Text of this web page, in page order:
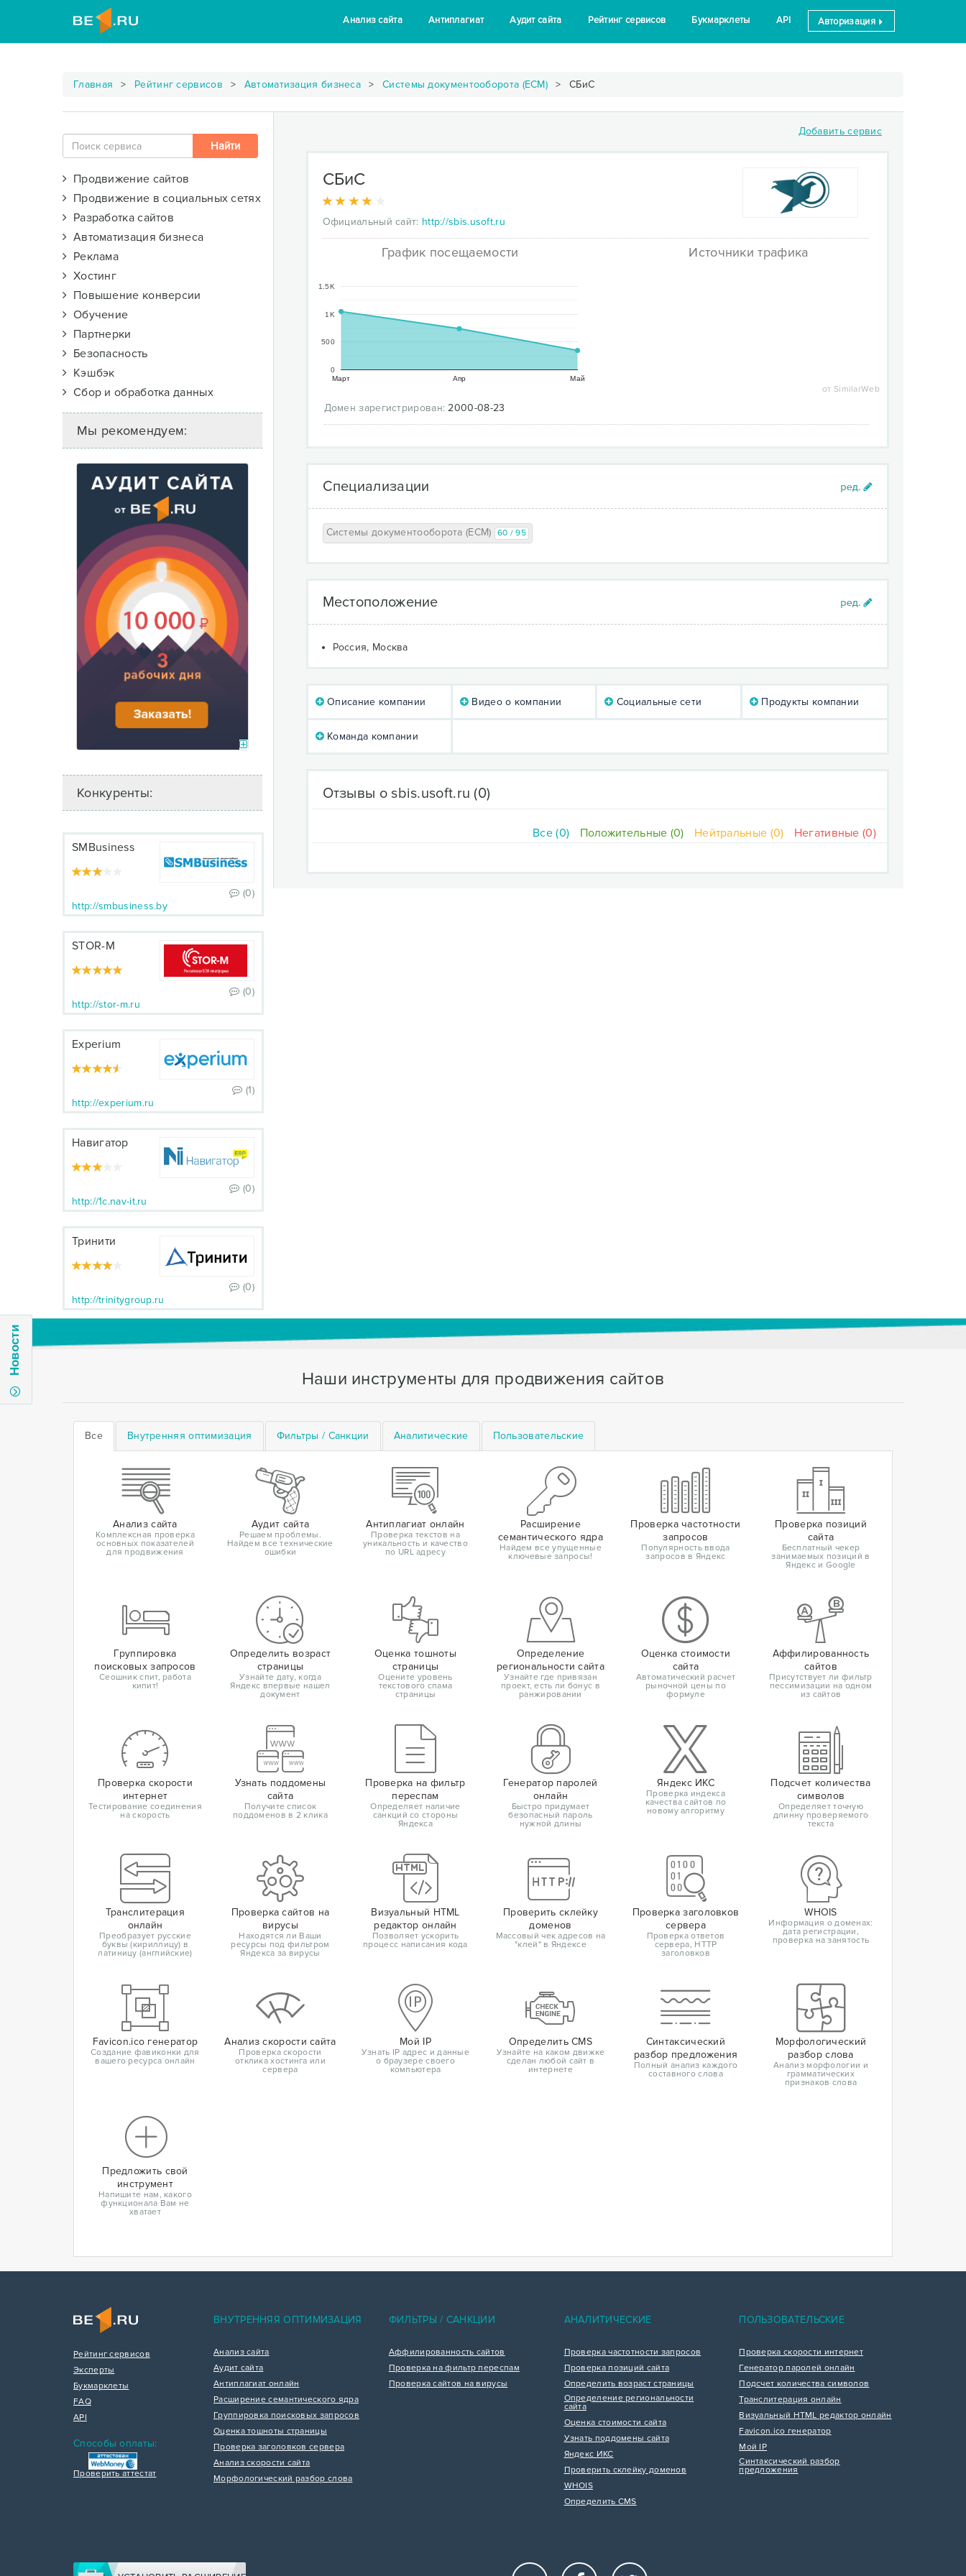
Анализ сайта Антиплагиат Аудит сайта Рейтинг сервисов Букмарклеты API Авторизация
Новости
Главная Рейтинг сервисов Автоматизация бизнеса Системы документооборота (ECM) СБиС
Продвижение сайтов
Продвижение в социальных сетях
Разработка сайтов
Автоматизация бизнеса
Реклама
Хостинг
Повышение конверсии
Обучение
Партнерки
Безопасность
Кэшбэк
Сбор и обработка данных
Мы рекомендуем:
Конкуренты:
SMBusiness
(0)
http://smbusiness.by
STOR-M
(0)
http://stor-m.ru
Experium
(1)
http://experium.ru
Навигатор
(0)
http://1c.nav-it.ru
Тринити
(0)
http://trinitygroup.ru
Добавить сервис
СБиС
Официальный сайт: http://sbis.usoft.ru
График посещаемости
Март Апр Май
0
500
1K
1.5K
Источники трафика
от SimilarWeb
Домен зарегистрирован: 2000-08-23
Специализации
Системы документооборота (ECM) 60 / 95
Местоположение
Россия, Москва
Описание компании Видео о компании Социальные сети Продукты компании
Команда компании
Отзывы о sbis.usoft.ru (0)
Все (0) Положительные (0) Нейтральные (0) Негативные (0)
Наши инструменты для продвижения сайтов
Все Внутренняя оптимизация Фильтры / Санкции Аналитические Пользовательские
Анализ сайта
Комплексная проверка
основных показателей
для продвижения
Аудит сайта
Решаем проблемы.
Найдем все технические
ошибки
Антиплагиат онлайн
Проверка текстов на
уникальность и качество
по URL адресу
Расширение
семантического ядра
Найдем все упущенные
ключевые запросы!
Проверка частотности
запросов
Популярность ввода
запросов в Яндекс
Проверка позиций
сайта
Бесплатный чекер
занимаемых позиций в
Яндекс и Google
Группировка
поисковых запросов
Сеошник спит, работа
кипит!
Определить возраст
страницы
Узнайте дату, когда
Яндекс впервые нашел
документ
Оценка тошноты
страницы
Оцените уровень
текстового спама
страницы
Определение
региональности сайта
Узнайте где привязан
проект, есть ли бонус в
ранжировании
Оценка стоимости
сайта
Автоматический расчет
рыночной цены по
формуле
Аффилированность
сайтов
Присутствует ли фильтр
пессимизации на одном
из сайтов
Проверка скорости
интернет
Тестирование соединения
на скорость
Узнать поддомены
сайта
Получите список
поддоменов в 2 клика
Проверка на фильтр
переспам
Определяет наличие
санкций со стороны
Яндекса
Генератор паролей
онлайн
Быстро придумает
безопасный пароль
нужной длины
Яндекс ИКС
Проверка индекса
качества сайтов по
новому алгоритму
Подсчет количества
символов
Определяет точную
длинну проверяемого
текста
Транслитерация
онлайн
Преобразует русские
буквы (кириллицу) в
латиницу (английские)
Проверка сайтов на
вирусы
Находятся ли Ваши
ресурсы под фильтром
Яндекса за вирусы
Визуальный HTML
редактор онлайн
Позволяет ускорить
процесс написания кода
Проверить склейку
доменов
Массовый чек адресов на
"клей" в Яндексе
Проверка заголовков
сервера
Проверка ответов
сервера, HTTP
заголовков
WHOIS
Информация о доменах:
дата регистрации,
проверка на занятость
Favicon.ico генератор
Создание фавиконки для
вашего ресурса онлайн
Анализ скорости сайта
Проверка скорости
отклика хостинга или
сервера
Мой IP
Узнать IP адрес и данные
о браузере своего
компьютера
Определить CMS
Узнайте на каком движке
сделан любой сайт в
интернете
Синтаксический
разбор предложения
Полный анализ каждого
составного слова
Морфологический
разбор слова
Анализ морфологии и
грамматических
признаков слова
Предложить свой
инструмент
Напишите нам, какого
функционала Вам не
хватает
Рейтинг сервисов
Эксперты
Букмарклеты
FAQ
API
Способы оплаты:
Проверить аттестат
ВНУТРЕННЯЯ ОПТИМИЗАЦИЯ
Анализ сайта
Аудит сайта
Антиплагиат онлайн
Расширение семантического ядра
Группировка поисковых запросов
Оценка тошноты страницы
Проверка заголовков сервера
Анализ скорости сайта
Морфологический разбор слова
ФИЛЬТРЫ / САНКЦИИ
Аффилированность сайтов
Проверка на фильтр переспам
Проверка сайтов на вирусы
АНАЛИТИЧЕСКИЕ
Проверка частотности запросов
Проверка позиций сайта
Определить возраст страницы
Определение региональности
сайта
Оценка стоимости сайта
Узнать поддомены сайта
Яндекс ИКС
Проверить склейку доменов
WHOIS
Определить CMS
ПОЛЬЗОВАТЕЛЬСКИЕ
Проверка скорости интернет
Генератор паролей онлайн
Подсчет количества символов
Транслитерация онлайн
Визуальный HTML редактор онлайн
Favicon.ico генератор
Мой IP
Синтаксический разбор
предложения